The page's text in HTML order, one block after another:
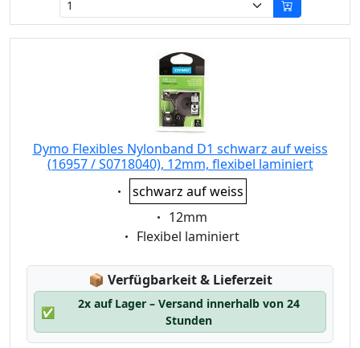
Dymo Flexibles Nylonband D1 schwarz auf weiss
(16957 / S0718040), 12mm, flexibel laminiert
Eigenschaft:
schwarz auf weiss
Eigenschaft:
12mm
Eigenschaft:
Flexibel laminiert
📦 Lagerstatus:
Verfügbarkeit & Lieferzeit
✅
2x auf Lager – Versand innerhalb von 24
Stunden